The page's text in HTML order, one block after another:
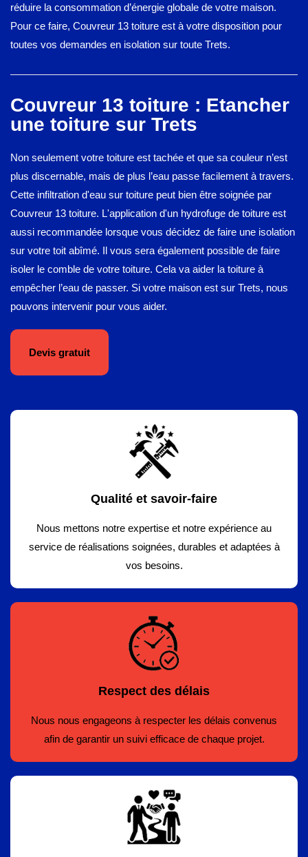
réduire la consommation d’énergie globale de votre maison.
Pour ce faire, Couvreur 13 toiture est à votre disposition pour
toutes vos demandes en isolation sur toute Trets.
Couvreur 13 toiture : Etancher
une toiture sur Trets
Non seulement votre toiture est tachée et que sa couleur n’est
plus discernable, mais de plus l’eau passe facilement à travers.
Cette infiltration d'eau sur toiture peut bien être soignée par
Couvreur 13 toiture. L'application d'un hydrofuge de toiture est
aussi recommandée lorsque vous décidez de faire une isolation
sur votre toit abîmé. Il vous sera également possible de faire
isoler le comble de votre toiture. Cela va aider la toiture à
empêcher l’eau de passer. Si votre maison est sur Trets, nous
pouvons intervenir pour vous aider.
Devis gratuit
Qualité et savoir-faire
Nous mettons notre expertise et notre expérience au
service de réalisations soignées, durables et adaptées à
vos besoins.
Respect des délais
Nous nous engageons à respecter les délais convenus
afin de garantir un suivi efficace de chaque projet.